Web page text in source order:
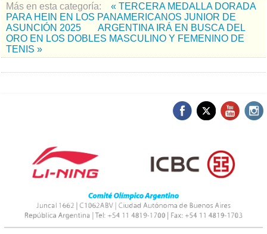
Más en esta categoría:
« TERCERA MEDALLA DORADA
PARA HEIN EN LOS PANAMERICANOS JUNIOR DE
ASUNCIÓN 2025
ARGENTINA IRÁ EN BUSCA DEL
ORO EN LOS DOBLES MASCULINO Y FEMENINO DE
TENIS »